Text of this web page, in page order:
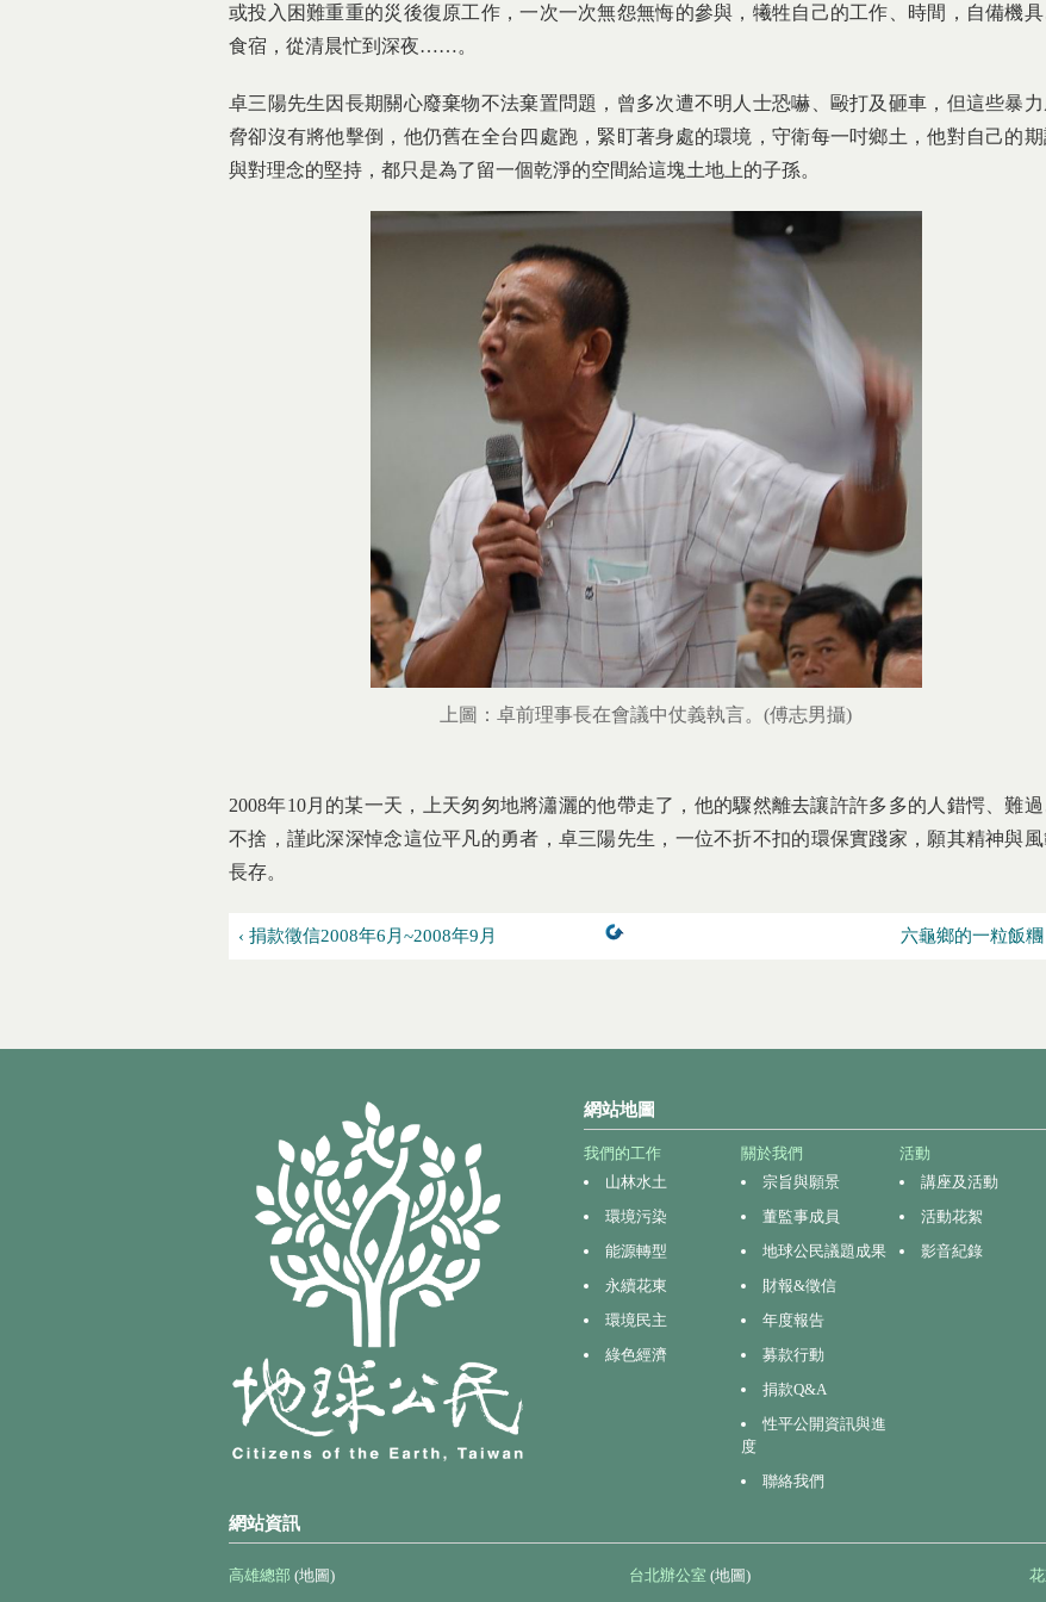
或投入困難重重的災後復原工作，一次一次無怨無悔的參與，犧牲自己的工作、時間，自備機具
食宿，從清晨忙到深夜……。
卓三陽先生因長期關心廢棄物不法棄置問題，曾多次遭不明人士恐嚇、毆打及砸車，但這些暴
脅卻沒有將他擊倒，他仍舊在全台四處跑，緊盯著身處的環境，守衛每一吋鄉土，他對自己的
與對理念的堅持，都只是為了留一個乾淨的空間給這塊土地上的子孫。
上圖：卓前理事長在會議中仗義執言。(傅志男攝)
2008年10月的某一天，上天匆匆地將瀟灑的他帶走了，他的驟然離去讓許許多多的人錯愕、難過
不捨，謹此深深悼念這位平凡的勇者，卓三陽先生，一位不折不扣的環保實踐家，願其精神與風
長存。
‹ 捐款徵信2008年6月~2008年9月 六龜鄉的一粒飯糰
網站地圖
我們的工作
山林水土
環境污染
能源轉型
永續花東
環境民主
綠色經濟
關於我們
宗旨與願景
董監事成員
地球公民議題成果
財報&徵信
年度報告
募款行動
捐款Q&A
性平公開資訊與進
度
聯絡我們
活動
講座及活動
活動花絮
影音紀錄
網站資訊
高雄總部 (地圖) 台北辦公室 (地圖)